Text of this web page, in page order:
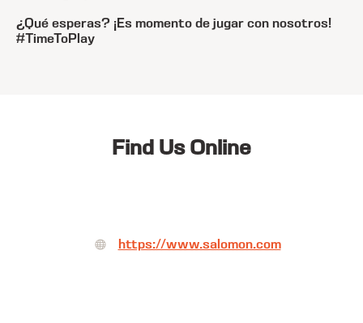
¿Qué esperas? ¡Es momento de jugar con nosotros!
#TimeToPlay
Find Us Online
https://www.salomon.com